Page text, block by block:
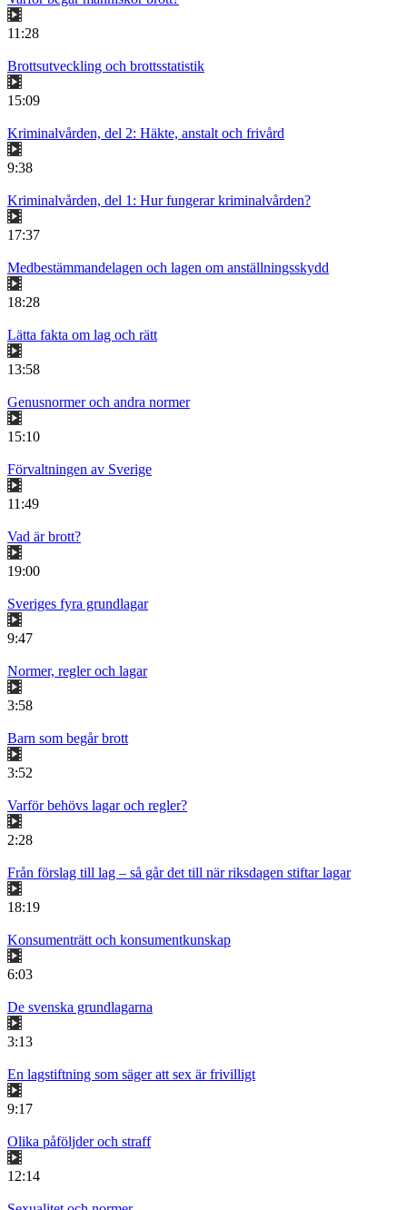
11:28
Brottsutveckling och brottsstatistik
15:09
Kriminalvården, del 2: Häkte, anstalt och frivård
9:38
Kriminalvården, del 1: Hur fungerar kriminalvården?
17:37
Medbestämmandelagen och lagen om anställningsskydd
18:28
Lätta fakta om lag och rätt
13:58
Genusnormer och andra normer
15:10
Förvaltningen av Sverige
11:49
Vad är brott?
19:00
Sveriges fyra grundlagar
9:47
Normer, regler och lagar
3:58
Barn som begår brott
3:52
Varför behövs lagar och regler?
2:28
Från förslag till lag – så går det till när riksdagen stiftar lagar
18:19
Konsumenträtt och konsumentkunskap
6:03
De svenska grundlagarna
3:13
En lagstiftning som säger att sex är frivilligt
9:17
Olika påföljder och straff
12:14